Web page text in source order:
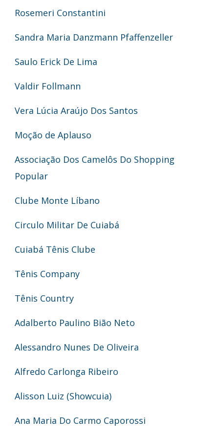
Rosemeri Constantini
Sandra Maria Danzmann Pfaffenzeller
Saulo Erick De Lima
Valdir Follmann
Vera Lúcia Araújo Dos Santos
Moção de Aplauso
Associação Dos Camelôs Do Shopping
Popular
Clube Monte Líbano
Circulo Militar De Cuiabá
Cuiabá Tênis Clube
Tênis Company
Tênis Country
Adalberto Paulino Bião Neto
Alessandro Nunes De Oliveira
Alfredo Carlonga Ribeiro
Alisson Luiz (Showcuia)
Ana Maria Do Carmo Caporossi